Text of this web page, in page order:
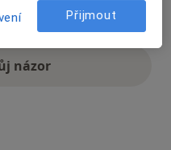
názor
Přijmout